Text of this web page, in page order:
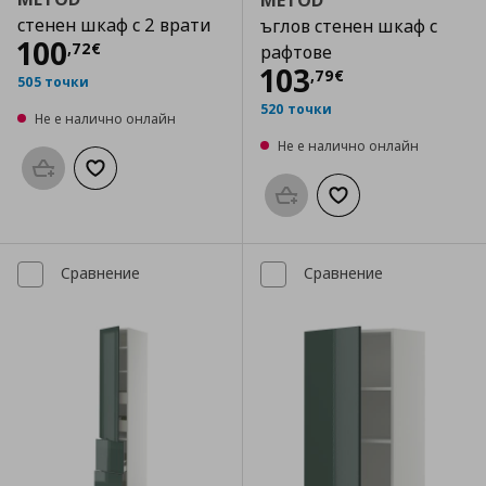
стенен шкаф с 2 врати
100,72€
Цена
505 точки
Не е налично онлайн
Προσθήκη στο καλάθι
Добави към списъка с любими
ъглов стенен шкаф с
рафтове
103,79€
Цена
520 точки
Не е налично онлайн
Προσθήκη στο καλάθι
Добави към
Сравнение Сравнение